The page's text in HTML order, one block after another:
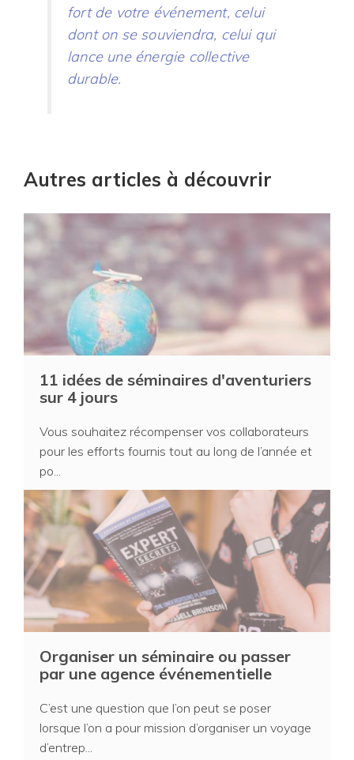
fort de votre événement, celui
dont on se souviendra, celui qui
lance une énergie collective
durable.
Autres articles à découvrir
11 idées de séminaires d'aventuriers
sur 4 jours
Vous souhaitez récompenser vos collaborateurs
pour les efforts fournis tout au long de l’année et
po...
Organiser un séminaire ou passer
par une agence événementielle
C’est une question que l’on peut se poser
lorsque l’on a pour mission d’organiser un voyage
d’entrep...